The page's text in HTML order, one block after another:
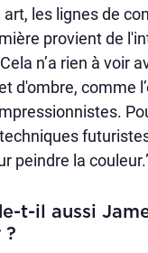
les lignes de
provient de
n’a rien à voir
d'ombre, comme
peindre la
t-il aussi
?